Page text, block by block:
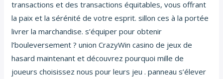
transactions et des transactions équitables, vous offrant
la paix et la sérénité de votre esprit. sillon ces à la portée
livrer la marchandise. s’équiper pour obtenir
l’bouleversement ? union CrazyWin casino de jeux de
hasard maintenant et découvrez pourquoi mille de
joueurs choisissez nous pour leurs jeu . panneau s’élever